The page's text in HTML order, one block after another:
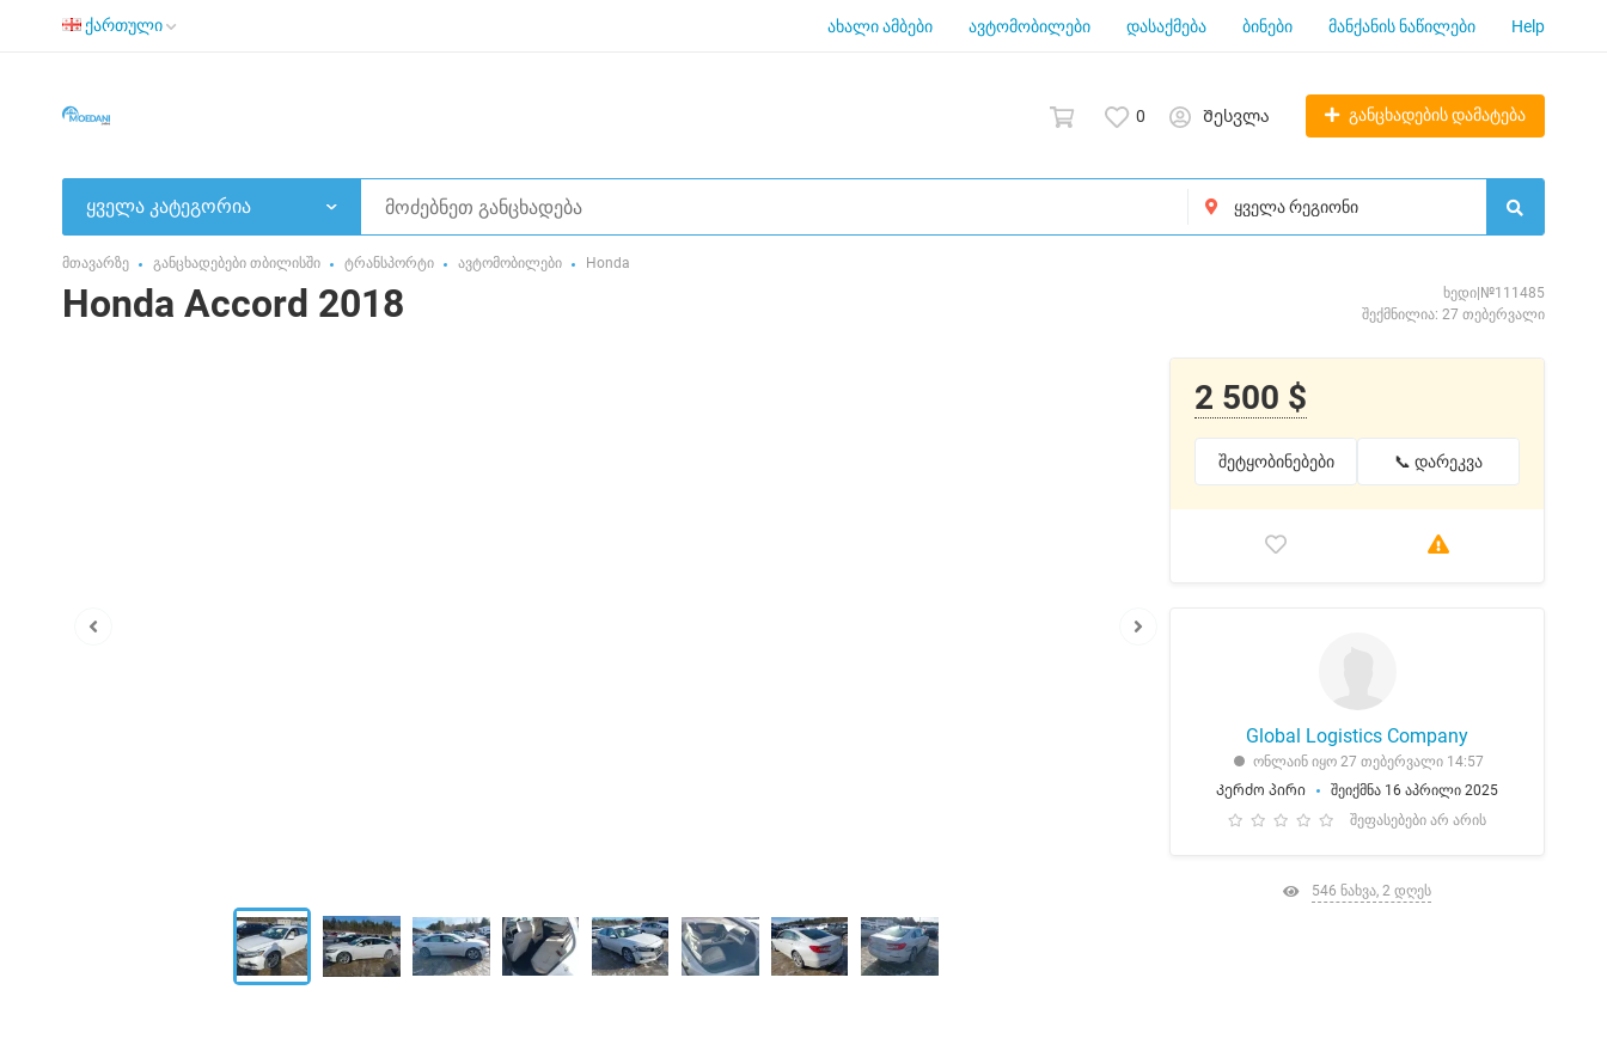
ქართული ახალი ამბები ავტომობილები დასაქმება ბინები მანქანის ნაწილები Help
0 Შესვლა განცხადების დამატება
ყველა კატეგორია
მთავარზე განცხადებები თბილისში ტრანსპორტი ავტომობილები Honda
Honda Accord 2018
ხედი|№111485
შექმნილია: 27 თებერვალი
2 500 $
შეტყობინებები 📞 დარეკვა
Global Logistics Company
ონლაინ იყო 27 თებერვალი 14:57
Კერძო პირი
შეიქმნა 16 აპრილი 2025
შეფასებები არ არის
546 ნახვა, 2 დღეს